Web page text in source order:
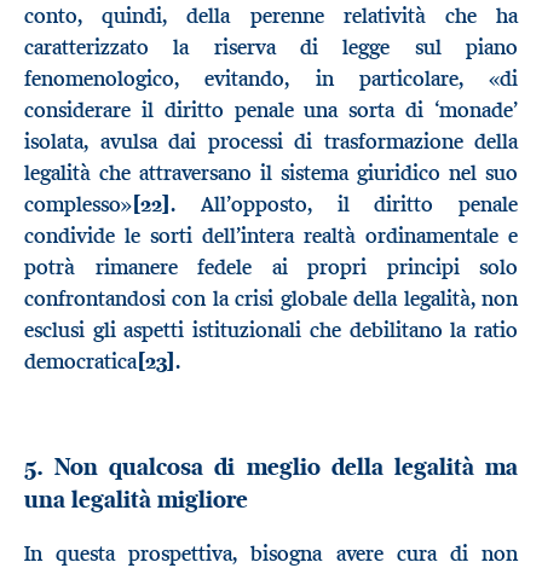
conto, quindi, della perenne relatività che ha
caratterizzato la riserva di legge sul piano
fenomenologico, evitando, in particolare, «di
considerare il diritto penale una sorta di ‘monade’
isolata, avulsa dai processi di trasformazione della
legalità che attraversano il sistema giuridico nel suo
complesso»[22]. All’opposto, il diritto penale
condivide le sorti dell’intera realtà ordinamentale e
potrà rimanere fedele ai propri principi solo
confrontandosi con la crisi globale della legalità, non
esclusi gli aspetti istituzionali che debilitano la ratio
democratica[23].
5. Non qualcosa di meglio della legalità ma
una legalità migliore
In questa prospettiva, bisogna avere cura di non